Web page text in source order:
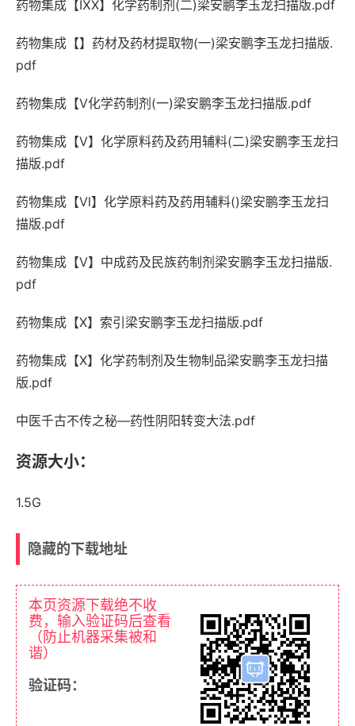
药物集成【ⅨX】化学药制剂(二)梁安鹏李玉龙扫描版.pdf
药物集成【】药材及药材提取物(一)梁安鹏李玉龙扫描版.
pdf
药物集成【V化学药制剂(一)梁安鹏李玉龙扫描版.pdf
药物集成【V】化学原料药及药用辅料(二)梁安鹏李玉龙扫
描版.pdf
药物集成【Ⅵ】化学原料药及药用辅料()梁安鹏李玉龙扫
描版.pdf
药物集成【V】中成药及民族药制剂梁安鹏李玉龙扫描版.
pdf
药物集成【X】索引梁安鹏李玉龙扫描版.pdf
药物集成【X】化学药制剂及生物制品梁安鹏李玉龙扫描
版.pdf
中医千古不传之秘—药性阴阳转变大法.pdf
资源大小：
1.5G
隐藏的下载地址
本页资源下载绝不收
费，输入验证码后查看
（防止机器采集被和
谐）
验证码：